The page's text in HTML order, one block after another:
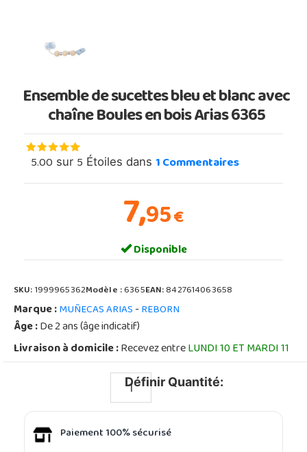
Ensemble de sucettes bleu et blanc avec
chaîne Boules en bois Arias 6365
5.00 sur 5 Étoiles dans 1Commentaires
7,95€
Disponible
SKU:1999965362Modèle :6365EAN:8427614063658
Marque :MUÑECAS ARIAS-REBORN
Âge :De 2 ans (âge indicatif)
Livraison à domicile :Recevez entreLUNDI 10 ET MARDI 11
Définir Quantité:
Paiement 100% sécurisé